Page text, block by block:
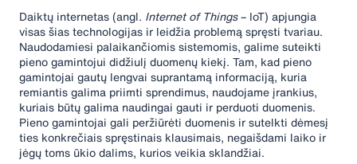
Daiktų internetas (angl. Internet of Things– IoT) apjungia
visas šias technologijas ir leidžia problemą spręsti tvariau.
Naudodamiesi palaikančiomis sistemomis, galime suteikti
pieno gamintojui didžiulį duomenų kiekį. Tam, kad pieno
gamintojai gautų lengvai suprantamą informaciją, kuria
remiantis galima priimti sprendimus, naudojame įrankius,
kuriais būtų galima naudingai gauti ir perduoti duomenis.
Pieno gamintojai gali peržiūrėti duomenis ir sutelkti dėmesį
ties konkrečiais spręstinais klausimais, negaišdami laiko ir
jėgų toms ūkio dalims, kurios veikia sklandžiai.